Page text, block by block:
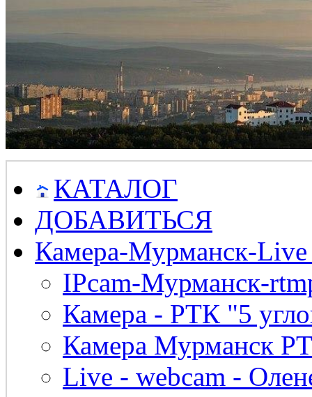
КАТАЛОГ
ДОБАВИТЬСЯ
Камера-Мурманск-
IPcam-Мурманск-
Камера - РТК "5
Камера Мурманск
Live - webcam -